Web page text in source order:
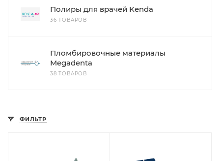
Полиры для врачей Kenda
36 ТОВАРОВ
Пломбировочные материалы
Megadenta
38 ТОВАРОВ
ФИЛЬТР